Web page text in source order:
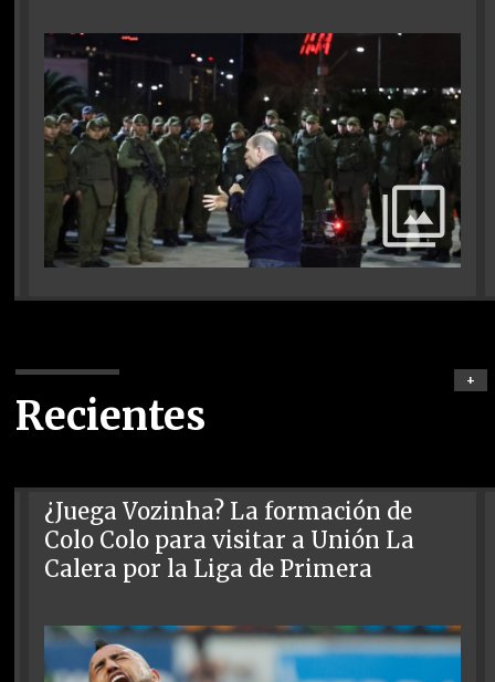
Recientes
+
¿Juega Vozinha? La formación de
Colo Colo para visitar a Unión La
Calera por la Liga de Primera